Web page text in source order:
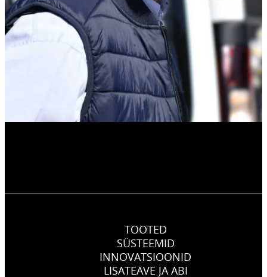
TOOTED
SÜSTEEMID
INNOVATSIOONID
LISATEAVE JA ABI